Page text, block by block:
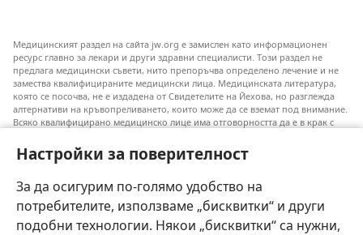
Настройки за поверителност
За да осигурим по-голямо удобство на
потребителите, използваме „бисквитки“ и други
подобни технологии. Някои „бисквитки“ са нужни,
Медицинският раздел на сайта jw.org е замислен като информационен
ресурс главно за лекари и други здравни специалисти. Този раздел не
предлага медицински съвети, нито препоръчва определено лечение и не
замества квалифицираните медицински лица. Медицинската литература,
която се посочва, не е издадена от Свидетелите на Йехова, но разглежда
алтернативи на кръвопреливането, които може да се вземат под внимание.
Всяко квалифицирано медицинско лице има отговорността да е в крак с
помага на пациентите си да направят избор съобразно техните
заболявания, желания, ценности и вярвания. Не всички посочени практики
Към пациентите: Винаги се допитвайте до своя лекар или до друго
квалифицирано медицинско лице във връзка със заболяване или избор на
лечение. Говори с лекар, ако смяташ, че си болен.